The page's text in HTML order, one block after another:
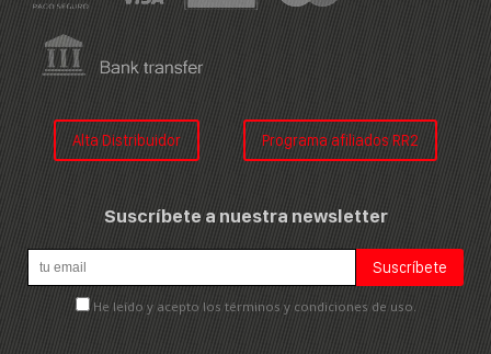
Alta Distribuidor Programa afiliados RR2
Suscríbete a nuestra newsletter
He leído y acepto los términos y condiciones de uso.